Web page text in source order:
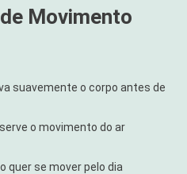
Movimento
suavemente o corpo antes de
o movimento do ar
quer se mover pelo dia